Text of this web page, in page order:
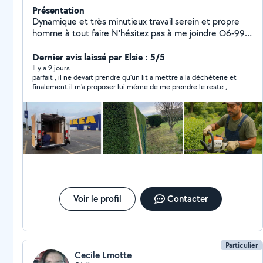
Présentation
Dynamique et très minutieux travail serein et propre
homme à tout faire N'hésitez pas à me joindre O6-99-
Dernier avis laissé par Elsie : 5/5
Il y a 9 jours
parfait , il ne devait prendre qu'un lit a mettre a la déchèterie et
finalement il m'a proposer lui même de me prendre le reste ,
Voir le profil Contacter
Particulier
Cecile Lmotte